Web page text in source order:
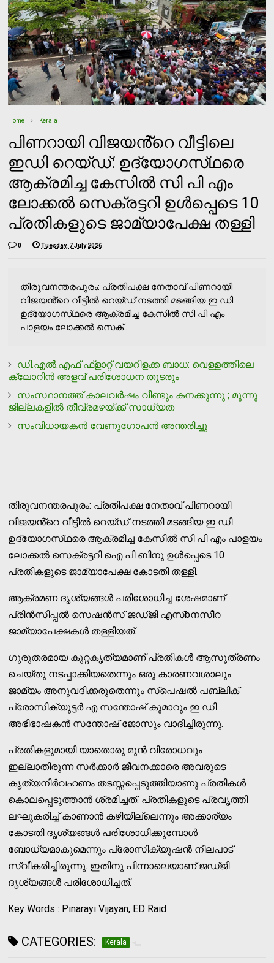
Home Kerala
പിണറായി വിജയൻ്റെ വീട്ടിലെ
ഇഡി റെയ്ഡ്: ഉദ്യോഗസ്‌ഥരെ
ആക്രമിച്ച കേസിൽ സി പി എം
ലോക്കൽ സെക്രട്ടറി ഉൾപ്പെടെ 10
പ്രതികളുടെ ജാമ്യാപേക്ഷ തള്ളി
0 Tuesday, 7 July 2026
തിരുവനന്തരപുരം: പ്രതിപക്ഷ നേതാവ് പിണറായി
വിജയൻ്റെ വീട്ടിൽ റെയ്ഡ് നടത്തി മടങ്ങിയ ഇ ഡി
ഉദ്യോഗസ്‌ഥരെ ആക്രമിച്ച കേസിൽ സി പി എം
പാളയം ലോക്കൽ സെക്...
ഡി.എല്‍.എഫ് ഫ്ളാറ്റ് വയറിളക്ക ബാധ: വെള്ളത്തിലെ
ക്ലോറിന്‍ അളവ് പരിശോധന തുടരും
സംസ്ഥാനത്ത് കാലവര്‍ഷം വീണ്ടും കനക്കുന്നു ; മൂന്നു
ജില്ലകളില്‍ തീവ്രമഴയ്ക്ക് സാധ്യത
സംവിധായകന്‍ വേണുഗോപന്‍ അന്തരിച്ചു
തിരുവനന്തരപുരം: പ്രതിപക്ഷ നേതാവ് പിണറായി
വിജയൻ്റെ വീട്ടിൽ റെയ്ഡ് നടത്തി മടങ്ങിയ ഇ ഡി
ഉദ്യോഗസ്‌ഥരെ ആക്രമിച്ച കേസിൽ സി പി എം പാളയം
ലോക്കൽ സെക്രട്ടറി ഐ പി ബിനു ഉൾപ്പെടെ 10
പ്രതികളുടെ ജാമ്യാപേക്ഷ കോടതി തള്ളി.
ആക്രമണ ദൃശ്യങ്ങൾ പരിശോധിച്ച ശേഷമാണ്
പ്രിൻസിപ്പൽ സെഷൻസ് ജഡ്‌ജി എസ്bനസീറ
ജാമ്യാപേക്ഷകൾ തള്ളിയത്.
ഗുരുതരമായ കുറ്റകൃത്യമാണ് പ്രതികൾ ആസൂത്രണം
ചെയ്തു നടപ്പാക്കിയതെന്നും ഒരു കാരണവശാലും
ജാമ്യം അനുവദിക്കരുതെന്നും സ്പെഷൽ പബ്ലിക്
പ്രോസിക്യൂട്ടർ എ സന്തോഷ് കുമാറും ഇ ഡി
അഭിഭാഷകൻ സന്തോഷ് ജോസും വാദിച്ചിരുന്നു.
പ്രതികളുമായി യാതൊരു മുൻ വിരോധവും
ഇല്ലാതിരുന്ന സർക്കാർ ജീവനക്കാരെ അവരുടെ
കൃത്യനിർവഹണം തടസ്സപ്പെടുത്തിയാണു പ്രതികൾ
കൊലപ്പെടുത്താൻ ശ്രമിച്ചത്. പ്രതികളുടെ പ്രവൃത്തി
ലഘൂകരിച്ച് കാണാൻ കഴിയില്ലെന്നും അക്കാര്യം
കോടതി ദൃശ്യങ്ങൾ പരിശോധിക്കുമ്പോൾ
ബോധ്യമാകുമെന്നും പ്രോസിക്യൂഷൻ നിലപാട്
സ്വീകരിച്ചിരുന്നു. ഇതിനു പിന്നാലെയാണ് ജഡ്ജി
ദൃശ്യങ്ങൾ പരിശോധിച്ചത്.
Key Words : Pinarayi Vijayan, ED Raid
CATEGORIES: Kerala